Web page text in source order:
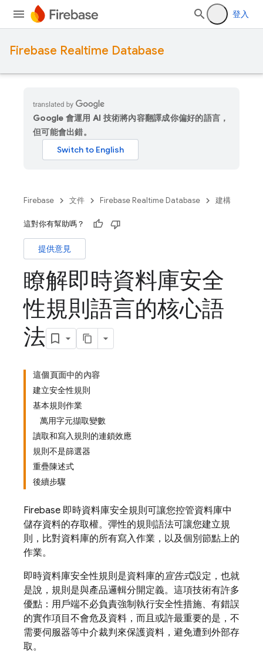
登入
Firebase Realtime Database
Google 會運用 AI 技術將內容翻譯成你偏好的語言，
但可能會出錯。
Firebase 文件 Firebase Realtime Database 建構
這對你有幫助嗎？
提供意見
瞭解即時資料庫安全
性規則語言的核心語
法
這個頁面中的內容
建立安全性規則
基本規則作業
萬用字元擷取變數
讀取和寫入規則的連鎖效應
規則不是篩選器
重疊陳述式
後續步驟
Firebase 即時資料庫安全規則可讓您控管資料庫中
儲存資料的存取權。彈性的規則語法可讓您建立規
則，比對資料庫的所有寫入作業，以及個別節點上的
作業。
即時資料庫安全性規則是資料庫的宣告式設定，也就
是說，規則是與產品邏輯分開定義。這項技術有許多
優點：用戶端不必負責強制執行安全性措施、有錯誤
的實作項目不會危及資料，而且或許最重要的是，不
需要伺服器等中介裁判來保護資料，避免遭到外部存
取。